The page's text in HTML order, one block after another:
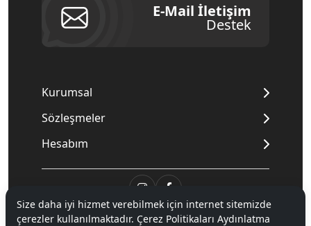
E-Mail İletişim
Destek
Kurumsal
Sözleşmeler
Hesabım
© 2020Mnpc. Tüm hakları saklıdır.
Size daha iyi hizmet verebilmek için internet sitemizde
çerezler kullanılmaktadır. Çerez Politikaları Aydınlatma